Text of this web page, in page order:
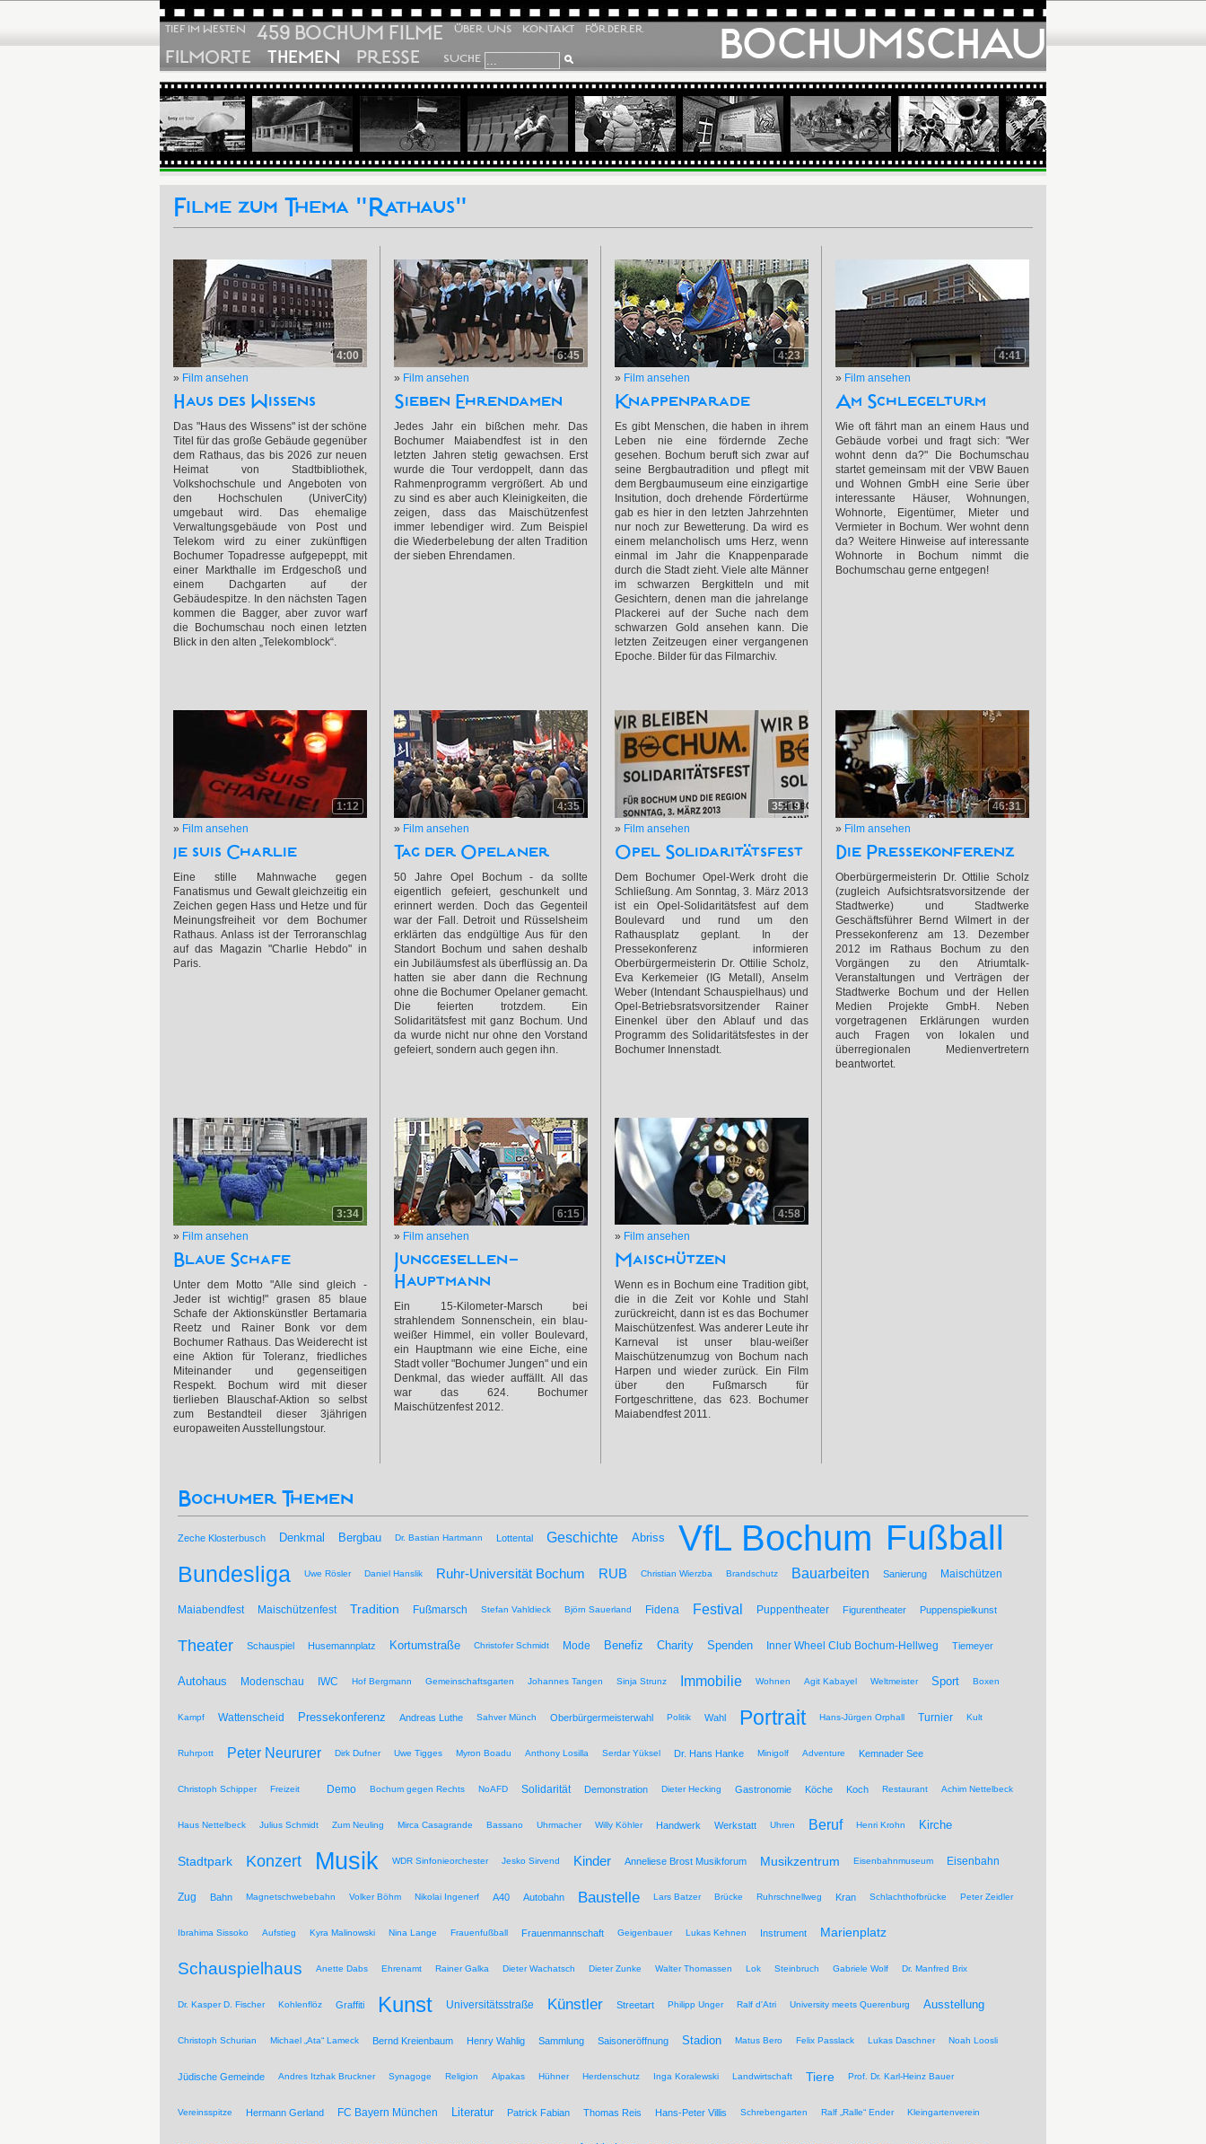
BOCHUMSCHAU
TIEF IM WESTEN 459 BOCHUM FILME ÜBER UNS KONTAKT FÖRDERER
FILMORTE THEMEN PRESSE SUCHE
Filme zum Thema "Rathaus"
4:00
» Film ansehen
Haus des Wissens
Das "Haus des Wissens" ist der schöne
Titel für das große Gebäude gegenüber
dem Rathaus, das bis 2026 zur neuen
Heimat von Stadtbibliothek,
Volkshochschule und Angeboten von
den Hochschulen (UniverCity)
umgebaut wird. Das ehemalige
Verwaltungsgebäude von Post und
Telekom wird zu einer zukünftigen
Bochumer Topadresse aufgepeppt, mit
einer Markthalle im Erdgeschoß und
einem Dachgarten auf der
Gebäudespitze. In den nächsten Tagen
kommen die Bagger, aber zuvor warf
die Bochumschau noch einen letzten
Blick in den alten „Telekomblock“.
6:45
» Film ansehen
Sieben Ehrendamen
Jedes Jahr ein bißchen mehr. Das
Bochumer Maiabendfest ist in den
letzten Jahren stetig gewachsen. Erst
wurde die Tour verdoppelt, dann das
Rahmenprogramm vergrößert. Ab und
zu sind es aber auch Kleinigkeiten, die
zeigen, dass das Maischützenfest
immer lebendiger wird. Zum Beispiel
die Wiederbelebung der alten Tradition
der sieben Ehrendamen.
4:23
» Film ansehen
Knappenparade
Es gibt Menschen, die haben in ihrem
Leben nie eine fördernde Zeche
gesehen. Bochum beruft sich zwar auf
seine Bergbautradition und pflegt mit
dem Bergbaumuseum eine einzigartige
Insitution, doch drehende Fördertürme
gab es hier in den letzten Jahrzehnten
nur noch zur Bewetterung. Da wird es
einem melancholisch ums Herz, wenn
einmal im Jahr die Knappenparade
durch die Stadt zieht. Viele alte Männer
im schwarzen Bergkitteln und mit
Gesichtern, denen man die jahrelange
Plackerei auf der Suche nach dem
schwarzen Gold ansehen kann. Die
letzten Zeitzeugen einer vergangenen
Epoche. Bilder für das Filmarchiv.
4:41
» Film ansehen
Am Schlegelturm
Wie oft fährt man an einem Haus und
Gebäude vorbei und fragt sich: "Wer
wohnt denn da?" Die Bochumschau
startet gemeinsam mit der VBW Bauen
und Wohnen GmbH eine Serie über
interessante Häuser, Wohnungen,
Wohnorte, Eigentümer, Mieter und
Vermieter in Bochum. Wer wohnt denn
da? Weitere Hinweise auf interessante
Wohnorte in Bochum nimmt die
Bochumschau gerne entgegen!
1:12
» Film ansehen
je suis Charlie
Eine stille Mahnwache gegen
Fanatismus und Gewalt gleichzeitig ein
Zeichen gegen Hass und Hetze und für
Meinungsfreiheit vor dem Bochumer
Rathaus. Anlass ist der Terroranschlag
auf das Magazin "Charlie Hebdo" in
Paris.
4:35
» Film ansehen
Tag der Opelaner
50 Jahre Opel Bochum - da sollte
eigentlich gefeiert, geschunkelt und
erinnert werden. Doch das Gegenteil
war der Fall. Detroit und Rüsselsheim
erklärten das endgültige Aus für den
Standort Bochum und sahen deshalb
ein Jubiläumsfest als überflüssig an. Da
hatten sie aber dann die Rechnung
ohne die Bochumer Opelaner gemacht.
Die feierten trotzdem. Ein
Solidaritätsfest mit ganz Bochum. Und
da wurde nicht nur ohne den Vorstand
gefeiert, sondern auch gegen ihn.
35:19
» Film ansehen
Opel Solidaritätsfest
Dem Bochumer Opel-Werk droht die
Schließung. Am Sonntag, 3. März 2013
ist ein Opel-Solidaritätsfest auf dem
Boulevard und rund um den
Rathausplatz geplant. In der
Pressekonferenz informieren
Oberbürgermeisterin Dr. Ottilie Scholz,
Eva Kerkemeier (IG Metall), Anselm
Weber (Intendant Schauspielhaus) und
Opel-Betriebsratsvorsitzender Rainer
Einenkel über den Ablauf und das
Programm des Solidaritätsfestes in der
Bochumer Innenstadt.
46:31
» Film ansehen
Die Pressekonferenz
Oberbürgermeisterin Dr. Ottilie Scholz
(zugleich Aufsichtsratsvorsitzende der
Stadtwerke) und Stadtwerke
Geschäftsführer Bernd Wilmert in der
Pressekonferenz am 13. Dezember
2012 im Rathaus Bochum zu den
Vorgängen zu den Atriumtalk-
Veranstaltungen und Verträgen der
Stadtwerke Bochum und der Hellen
Medien Projekte GmbH. Neben
vorgetragenen Erklärungen wurden
auch Fragen von lokalen und
überregionalen Medienvertretern
beantwortet.
3:34
» Film ansehen
Blaue Schafe
Unter dem Motto "Alle sind gleich -
Jeder ist wichtig!" grasen 85 blaue
Schafe der Aktionskünstler Bertamaria
Reetz und Rainer Bonk vor dem
Bochumer Rathaus. Das Weiderecht ist
eine Aktion für Toleranz, friedliches
Miteinander und gegenseitigen
Respekt. Bochum wird mit dieser
tierlieben Blauschaf-Aktion so selbst
zum Bestandteil dieser 3jährigen
europaweiten Ausstellungstour.
6:15
» Film ansehen
Junggesellen-
Hauptmann
Ein 15-Kilometer-Marsch bei
strahlendem Sonnenschein, ein blau-
weißer Himmel, ein voller Boulevard,
ein Hauptmann wie eine Eiche, eine
Stadt voller "Bochumer Jungen" und ein
Denkmal, das wieder auffällt. All das
war das 624. Bochumer
Maischützenfest 2012.
4:58
» Film ansehen
Maischützen
Wenn es in Bochum eine Tradition gibt,
die in die Zeit vor Kohle und Stahl
zurückreicht, dann ist es das Bochumer
Maischützenfest. Was anderer Leute ihr
Karneval ist unser blau-weißer
Maischützenumzug von Bochum nach
Harpen und wieder zurück. Ein Film
über den Fußmarsch für
Fortgeschrittene, das 623. Bochumer
Maiabendfest 2011.
Bochumer Themen
Zeche Klosterbusch Denkmal Bergbau Dr. Bastian Hartmann Lottental Geschichte Abriss VfL Bochum Fußball
Bundesliga Uwe Rösler Daniel Hanslik Ruhr-Universität Bochum RUB Christian Wierzba Brandschutz Bauarbeiten Sanierung Maischützen
Maiabendfest Maischützenfest Tradition Fußmarsch Stefan Vahldieck Björn Sauerland Fidena Festival Puppentheater Figurentheater Puppenspielkunst
Theater Schauspiel Husemannplatz Kortumstraße Christofer Schmidt Mode Benefiz Charity Spenden Inner Wheel Club Bochum-Hellweg Tiemeyer
Autohaus Modenschau IWC Hof Bergmann Gemeinschaftsgarten Johannes Tangen Sinja Strunz Immobilie Wohnen Agit Kabayel Weltmeister Sport Boxen
Kampf Wattenscheid Pressekonferenz Andreas Luthe Sahver Münch Oberbürgermeisterwahl Politik Wahl Portrait Hans-Jürgen Orphall Turnier Kult
Ruhrpott Peter Neururer Dirk Dufner Uwe Tigges Myron Boadu Anthony Losilla Serdar Yüksel Dr. Hans Hanke Minigolf Adventure Kemnader See
Christoph Schipper Freizeit Demo Bochum gegen Rechts NoAFD Solidarität Demonstration Dieter Hecking Gastronomie Köche Koch Restaurant Achim Nettelbeck
Haus Nettelbeck Julius Schmidt Zum Neuling Mirca Casagrande Bassano Uhrmacher Willy Köhler Handwerk Werkstatt Uhren Beruf Henri Krohn Kirche
Stadtpark Konzert Musik WDR Sinfonieorchester Jesko Sirvend Kinder Anneliese Brost Musikforum Musikzentrum Eisenbahnmuseum Eisenbahn
Zug Bahn Magnetschwebebahn Volker Böhm Nikolai Ingenerf A40 Autobahn Baustelle Lars Batzer Brücke Ruhrschnellweg Kran Schlachthofbrücke Peter Zeidler
Ibrahima Sissoko Aufstieg Kyra Malinowski Nina Lange Frauenfußball Frauenmannschaft Geigenbauer Lukas Kehnen Instrument Marienplatz
Schauspielhaus Anette Dabs Ehrenamt Rainer Galka Dieter Wachatsch Dieter Zunke Walter Thomassen Lok Steinbruch Gabriele Wolf Dr. Manfred Brix
Dr. Kasper D. Fischer Kohlenflöz Graffiti Kunst Universitätsstraße Künstler Streetart Philipp Unger Ralf d'Atri University meets Querenburg Ausstellung
Christoph Schurian Michael „Ata“ Lameck Bernd Kreienbaum Henry Wahlig Sammlung Saisoneröffnung Stadion Matus Bero Felix Passlack Lukas Daschner Noah Loosli
Jüdische Gemeinde Andres Itzhak Bruckner Synagoge Religion Alpakas Hühner Herdenschutz Inga Koralewski Landwirtschaft Tiere Prof. Dr. Karl-Heinz Bauer
Vereinsspitze Hermann Gerland FC Bayern München Literatur Patrick Fabian Thomas Reis Hans-Peter Villis Schrebengarten Ralf „Ralle“ Ender Kleingartenverein